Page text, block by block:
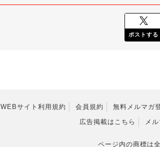
ポストする
WEBサイト利用規約 会員規約 無料メルマガ
広告掲載はこちら
メ
ページ内の商標は